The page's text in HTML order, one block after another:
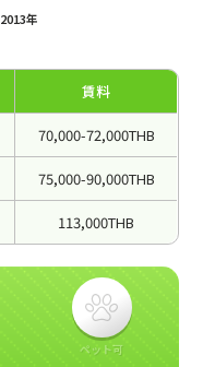
2013年
賃料
70,000-72,000THB
75,000-90,000THB
113,000THB
ペット可